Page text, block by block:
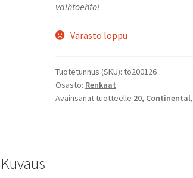
vaihtoehto!
Varasto loppu
Tuotetunnus (SKU):to200126
Osasto: Renkaat
Avainsanat tuotteelle 20, Continental,
Kuvaus